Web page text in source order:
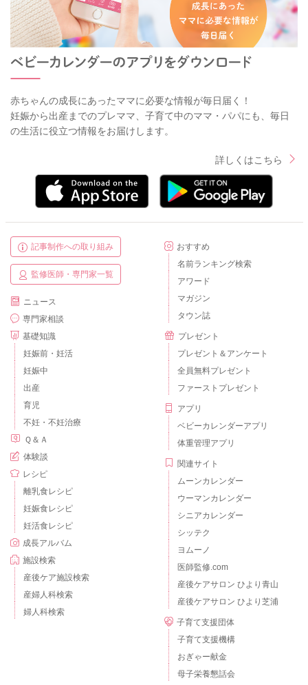
赤ちゃんの成長にあったママに必要な情報が毎日届く！
妊娠から出産までのプレママ、子育て中のママ・パパにも、毎日
の生活に役立つ情報をお届けします。
詳しくはこちら
記事制作への取り組み
監修医師・専門家一覧
ニュース
専門家相談
基礎知識
妊娠前・妊活
妊娠中
出産
育児
不妊・不妊治療
Ｑ＆Ａ
体験談
レシピ
離乳食レシピ
妊娠食レシピ
妊活食レシピ
成長アルバム
施設検索
産後ケア施設検索
産婦人科検索
婦人科検索
おすすめ
名前ランキング検索
アワード
マガジン
タウン誌
プレゼント
プレゼント＆アンケート
全員無料プレゼント
ファーストプレゼント
アプリ
ベビーカレンダーアプリ
体重管理アプリ
関連サイト
ムーンカレンダー
ウーマンカレンダー
シニアカレンダー
シッテク
ヨムーノ
医師監修.com
産後ケアサロン ひより青山
産後ケアサロン ひより芝浦
子育て支援団体
子育て支援機構
おぎゃー献金
母子栄養懇話会